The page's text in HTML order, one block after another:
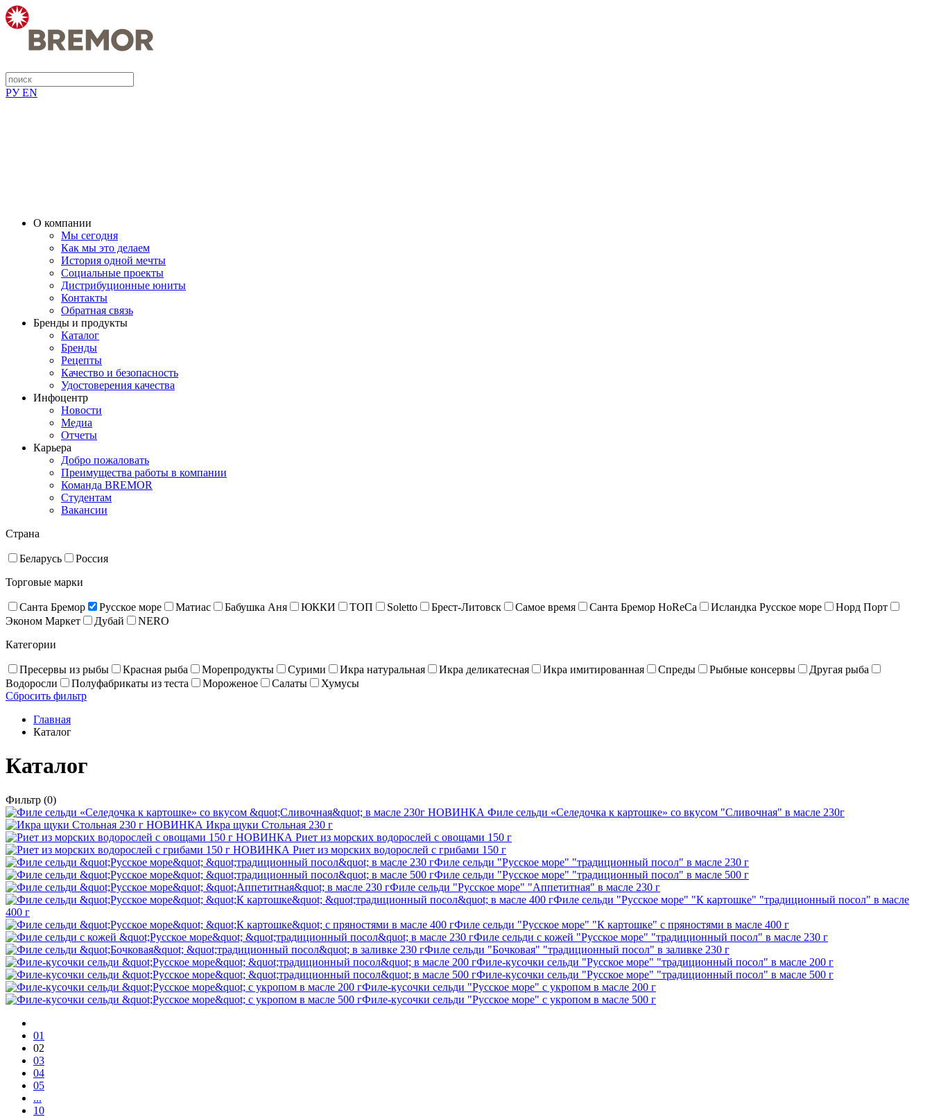
РУ EN
О компании
Мы сегодня
Как мы это делаем
История одной мечты
Социальные проекты
Дистрибуционные юниты
Контакты
Обратная связь
Бренды и продукты
Каталог
Бренды
Рецепты
Качество и безопасность
Удостоверения качества
Инфоцентр
Новости
Медиа
Отчеты
Карьера
Добро пожаловать
Преимущества работы в компании
Команда BREMOR
Студентам
Вакансии
Страна
Беларусь
Россия
Торговые марки
Санта Бремор Русское море Матиас Бабушка Аня ЮККИ ТОП Soletto Брест-Литовск Самое время Санта Бремор HoReCa Исландка Русское море
Норд Порт
Эконом Маркет
Дубай
NERO
Категории
Пресервы из рыбы Красная рыба Море­про­дукты Сурими Икра натуральная Икра деликатесная Икра имитированная Спреды Рыбные консервы
Другая рыба
Водоросли
Полуфабрикаты из теста Мороженое Салаты
Хумусы
Сбросить фильтр
Главная
Каталог
Каталог
Фильтр (0)
НОВИНКА Филе сельди «Селедочка к картошке» со вкусом "Сливочная" в масле 230г
НОВИНКА Икра щуки Стольная 230 г
НОВИНКА Риет из морских водорослей с овощами 150 г
НОВИНКА Риет из морских водорослей с грибами 150 г
Филе сельди "Русское море" "традиционный посол" в масле 230 г
Филе сельди "Русское море" "традиционный посол" в масле 500 г
Филе сельди "Русское море" "Аппетитная" в масле 230 г
Филе сельди "Русское море" "К картошке" "традиционный посол" в масле
400 г
Филе сельди "Русское море" "К картошке" с пряностями в масле 400 г
Филе сельди с кожей "Русское море" "традиционный посол" в масле 230 г
Филе сельди "Бочковая" "традиционный посол" в заливке 230 г
Филе-кусочки сельди "Русское море" "традиционный посол" в масле 200 г
Филе-кусочки сельди "Русское море" "традиционный посол" в масле 500 г
Филе-кусочки сельди "Русское море" с укропом в масле 200 г
Филе-кусочки сельди "Русское море" с укропом в масле 500 г
01
02
03
04
05
...
10